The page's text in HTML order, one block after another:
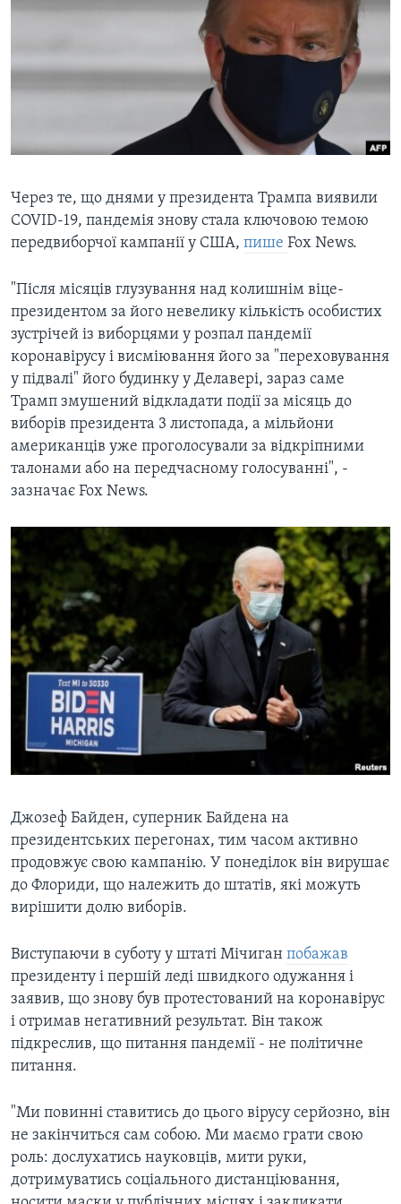
ЧАС-TIME
БРИФІНГ ГОЛОСУ АМЕРИКИ
СТУДІЯ ВАШИНГТОН
ПРАЙМ-ТАЙМ
ПОГЛЯД З ВАШИНГТОНА
ENGLISH
Мови
Через те, що днями у президента Трампа виявили
COVID-19, пандемія знову стала ключовою темою
передвиборчої кампанії у США, пише Fox News.
"Після місяців глузування над колишнім віце-
президентом за його невелику кількість особистих
зустрічей із виборцями у розпал пандемії
коронавірусу і висміювання його за "переховування
у підвалі" його будинку у Делавері, зараз саме
Трамп змушений відкладати події за місяць до
виборів президента 3 листопада, а мільйони
американців уже проголосували за відкріпними
талонами або на передчасному голосуванні", -
зазначає Fox News.
Джозеф Байден, суперник Байдена на
президентських перегонах, тим часом активно
продовжує свою кампанію. У понеділок він вирушає
до Флориди, що належить до штатів, які можуть
вирішити долю виборів.
Виступаючи в суботу у штаті Мічиган побажав
президенту і першій леді швидкого одужання і
заявив, що знову був протестований на коронавірус
і отримав негативний результат. Він також
підкреслив, що питання пандемії - не політичне
питання.
"Ми повинні ставитись до цього вірусу серйозно, він
не закінчиться сам собою. Ми маємо грати свою
роль: дослухатись науковців, мити руки,
дотримуватись соціального дистанціювання,